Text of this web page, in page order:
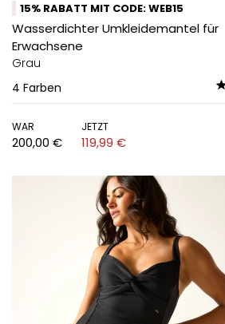
15% RABATT MIT CODE: WEB15
Wasserdichter Umkleidemantel für
Erwachsene
Grau
4 Farben
WAR
200,00 €
JETZT
119,99 €